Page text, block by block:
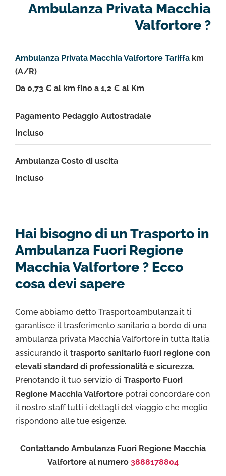
Ambulanza Privata Macchia
Valfortore ?
Ambulanza Privata Macchia Valfortore Tariffa km
(A/R)
Da 0,73 € al km fino a 1,2 € al Km
Pagamento Pedaggio Autostradale
Incluso
Ambulanza Costo di uscita
Incluso
Hai bisogno di un Trasporto in
Ambulanza Fuori Regione
Macchia Valfortore ? Ecco
cosa devi sapere
Come abbiamo detto Trasportoambulanza.it ti
garantisce il trasferimento sanitario a bordo di una
ambulanza privata Macchia Valfortore in tutta Italia
assicurando il trasporto sanitario fuori regione con
elevati standard di professionalità e sicurezza.
Prenotando il tuo servizio di Trasporto Fuori
Regione Macchia Valfortore potrai concordare con
il nostro staff tutti i dettagli del viaggio che meglio
rispondono alle tue esigenze.
Contattando Ambulanza Fuori Regione Macchia
Valfortore al numero 3888178804